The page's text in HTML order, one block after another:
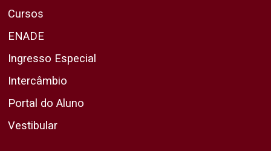
Cursos
ENADE
Ingresso Especial
Intercâmbio
Portal do Aluno
Vestibular